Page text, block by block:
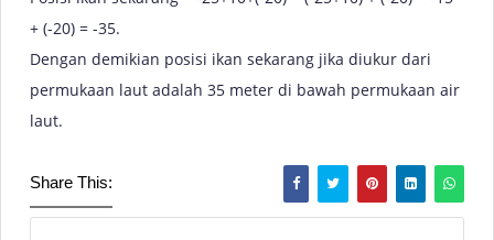
+ (-20) = -35.
Dengan demikian posisi ikan sekarang jika diukur dari
permukaan laut adalah 35 meter di bawah permukaan air
laut.
Share This: